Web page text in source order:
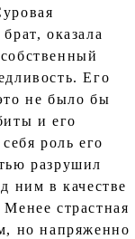
оказала
Его
не было бы
и его
роль его
разрушил
ним в качестве
страстная
но напряженно